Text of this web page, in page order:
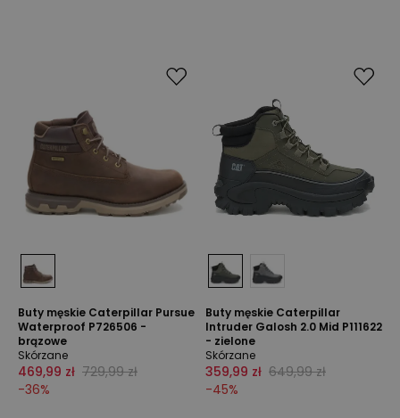
Buty męskie Caterpillar Pursue
Waterproof P726506 -
brązowe
Skórzane
469,99 zł 729,99 zł
-36%
Buty męskie Caterpillar
Intruder Galosh 2.0 Mid P111622
- zielone
Skórzane
359,99 zł 649,99 zł
-45%